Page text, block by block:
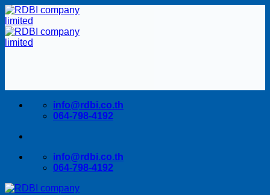
Skip
to
content
info@rdbi.co.th
064-798-4192
info@rdbi.co.th
064-798-4192